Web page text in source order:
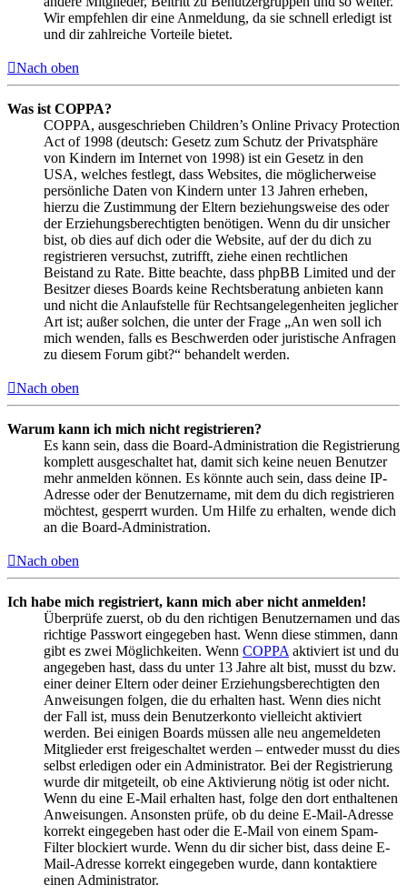
Wir empfehlen dir eine Anmeldung, da sie schnell erledigt ist
und dir zahlreiche Vorteile bietet.
Nach oben
Was ist COPPA?
COPPA, ausgeschrieben Children’s Online Privacy Protection
Act of 1998 (deutsch: Gesetz zum Schutz der Privatsphäre
von Kindern im Internet von 1998) ist ein Gesetz in den
USA, welches festlegt, dass Websites, die möglicherweise
persönliche Daten von Kindern unter 13 Jahren erheben,
hierzu die Zustimmung der Eltern beziehungsweise des oder
der Erziehungsberechtigten benötigen. Wenn du dir unsicher
bist, ob dies auf dich oder die Website, auf der du dich zu
registrieren versuchst, zutrifft, ziehe einen rechtlichen
Beistand zu Rate. Bitte beachte, dass phpBB Limited und der
Besitzer dieses Boards keine Rechtsberatung anbieten kann
und nicht die Anlaufstelle für Rechtsangelegenheiten jeglicher
Art ist; außer solchen, die unter der Frage „An wen soll ich
mich wenden, falls es Beschwerden oder juristische Anfragen
zu diesem Forum gibt?“ behandelt werden.
Nach oben
Warum kann ich mich nicht registrieren?
Es kann sein, dass die Board-Administration die Registrierung
komplett ausgeschaltet hat, damit sich keine neuen Benutzer
mehr anmelden können. Es könnte auch sein, dass deine IP-
Adresse oder der Benutzername, mit dem du dich registrieren
möchtest, gesperrt wurden. Um Hilfe zu erhalten, wende dich
an die Board-Administration.
Nach oben
Ich habe mich registriert, kann mich aber nicht anmelden!
Überprüfe zuerst, ob du den richtigen Benutzernamen und das
richtige Passwort eingegeben hast. Wenn diese stimmen, dann
gibt es zwei Möglichkeiten. Wenn COPPA aktiviert ist und du
angegeben hast, dass du unter 13 Jahre alt bist, musst du bzw.
einer deiner Eltern oder deiner Erziehungsberechtigten den
Anweisungen folgen, die du erhalten hast. Wenn dies nicht
der Fall ist, muss dein Benutzerkonto vielleicht aktiviert
werden. Bei einigen Boards müssen alle neu angemeldeten
Mitglieder erst freigeschaltet werden – entweder musst du dies
selbst erledigen oder ein Administrator. Bei der Registrierung
wurde dir mitgeteilt, ob eine Aktivierung nötig ist oder nicht.
Wenn du eine E-Mail erhalten hast, folge den dort enthaltenen
Anweisungen. Ansonsten prüfe, ob du deine E-Mail-Adresse
korrekt eingegeben hast oder die E-Mail von einem Spam-
Filter blockiert wurde. Wenn du dir sicher bist, dass deine E-
Mail-Adresse korrekt eingegeben wurde, dann kontaktiere
einen Administrator.